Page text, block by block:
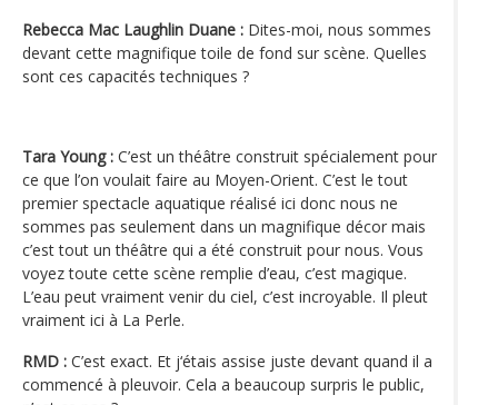
Rebecca Mac Laughlin Duane : Dites-moi, nous sommes
devant cette magnifique toile de fond sur scène. Quelles
sont ces capacités techniques ?
Tara Young : C’est un théâtre construit spécialement pour
ce que l’on voulait faire au Moyen-Orient. C’est le tout
premier spectacle aquatique réalisé ici donc nous ne
sommes pas seulement dans un magnifique décor mais
c’est tout un théâtre qui a été construit pour nous. Vous
voyez toute cette scène remplie d’eau, c’est magique.
L’eau peut vraiment venir du ciel, c’est incroyable. Il pleut
vraiment ici à La Perle.
RMD : C’est exact. Et j‘étais assise juste devant quand il a
commencé à pleuvoir. Cela a beaucoup surpris le public,